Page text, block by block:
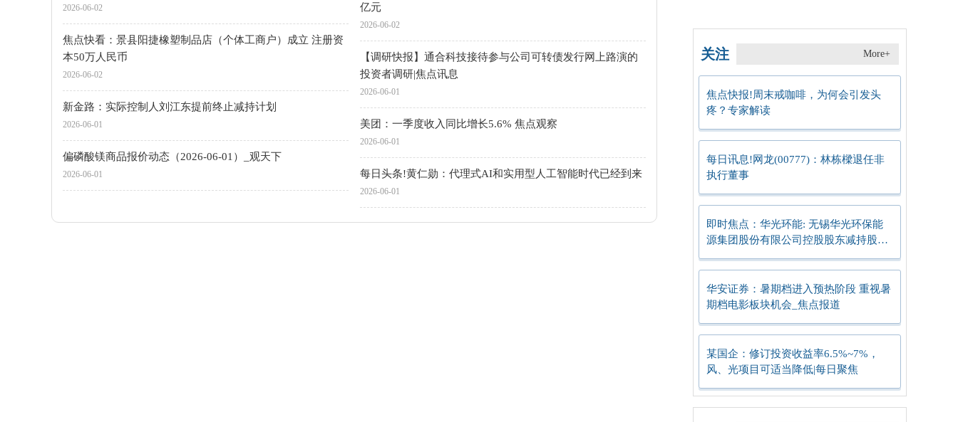
2026-06-02
亿元
2026-06-02
焦点快看：景县阳捷橡塑制品店（个体工商户）成立 注册资
本50万人民币
2026-06-02
【调研快报】通合科技接待参与公司可转债发行网上路演的
投资者调研|焦点讯息
2026-06-01
新金路：实际控制人刘江东提前终止减持计划
2026-06-01 美团：一季度收入同比增长5.6% 焦点观察
2026-06-01
偏磷酸镁商品报价动态（2026-06-01）_观天下
2026-06-01 每日头条!黄仁勋：代理式AI和实用型人工智能时代已经到来
2026-06-01
关注 More+
焦点快报!周末戒咖啡，为何会引发头
疼？专家解读
每日讯息!网龙(00777)：林栋樑退任非
执行董事
即时焦点：华光环能: 无锡华光环保能
源集团股份有限公司控股股东减持股份
华安证券：暑期档进入预热阶段 重视暑
期档电影板块机会_焦点报道
某国企：修订投资收益率6.5%~7%，
风、光项目可适当降低|每日聚焦